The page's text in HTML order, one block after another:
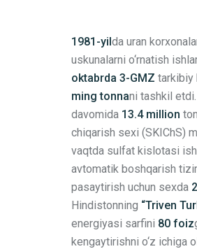
1981-yilda uran
uskunalarni o‘rnatish
oktabrda 3-GMZ tarkibiy
ming tonnani tashkil
davomida 13.4 million
chiqarish sexi (SKIChS)
vaqtda sulfat kislotasi
avtomatik boshqarish
pasaytirish uchun sexda
Hindistonning “Triven
energiyasi sarfini 80 foiz
kengaytirishni o‘z ichiga